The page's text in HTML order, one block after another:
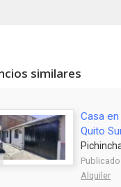
similares
Casa
Quito
Alquiler